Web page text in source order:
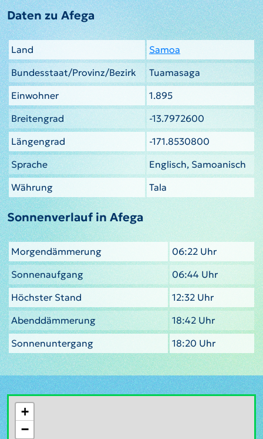
Daten zu Afega
Land
Samoa
Bundesstaat/Provinz/Bezirk
Tuamasaga
Einwohner
1.895
Breitengrad
-13.7972600
Längengrad
-171.8530800
Sprache
Englisch, Samoanisch
Währung
Tala
Sonnenverlauf in Afega
Morgendämmerung
06:22 Uhr
Sonnenaufgang
06:44 Uhr
Höchster Stand
12:32 Uhr
Abenddämmerung
18:42 Uhr
Sonnenuntergang
18:20 Uhr
+
−